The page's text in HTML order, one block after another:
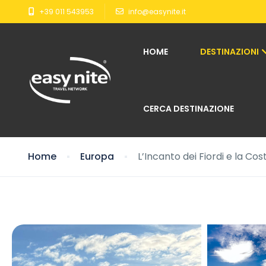
+39 011 543953 info@easynite.it
HOME DESTINAZIONI
CERCA DESTINAZIONE
Home Europa L’Incanto dei Fiordi e la